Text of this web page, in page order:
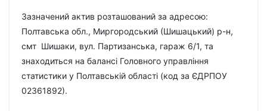
Зазначений актив розташований за адресою:
Полтавська обл., Миргородський (Шишацький) р-н,
смт Шишаки, вул. Партизанська, гараж 6/1, та
знаходиться на балансі Головного управління
статистики у Полтавській області (код за ЄДРПОУ
02361892).